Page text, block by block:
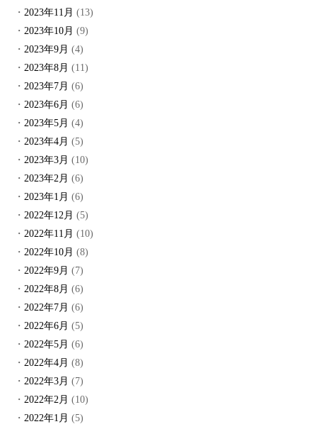
2023年11月 (13)
2023年10月 (9)
2023年9月 (4)
2023年8月 (11)
2023年7月 (6)
2023年6月 (6)
2023年5月 (4)
2023年4月 (5)
2023年3月 (10)
2023年2月 (6)
2023年1月 (6)
2022年12月 (5)
2022年11月 (10)
2022年10月 (8)
2022年9月 (7)
2022年8月 (6)
2022年7月 (6)
2022年6月 (5)
2022年5月 (6)
2022年4月 (8)
2022年3月 (7)
2022年2月 (10)
2022年1月 (5)